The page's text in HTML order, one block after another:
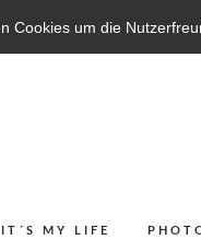
Cookies um die
IT´S MY LIFE